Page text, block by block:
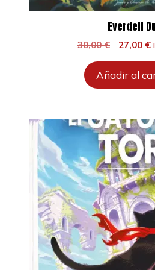
Everdell
30,00€
El
original
era:
27,00 €
Añadir al